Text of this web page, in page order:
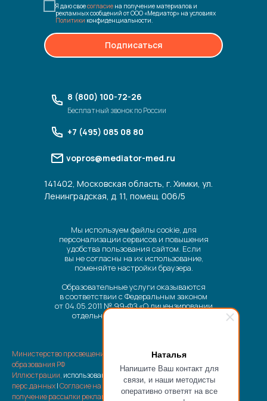
Наталья
Напишите Ваш контакт для
связи, и наши методисты
оперативно ответят на все
Мы используем файлы cookie, для
персонализации сервисов и повышения
удобства пользования сайтом. Если
вы не согласны на их использование,
поменяйте настройки браузера.
Образовательные услуги оказываются
в соответствии с Федеральным законом
от 04.05.2011 № 99-ФЗ «О лицензировании
отдельных видов деятельности».
Я даю своесогласие на получение материалов и
рекламных сообщений от ООО «Медиатор» на условиях
Политики конфиденциальности.
Подписаться
8 (800) 100-72-26
Бесплатный звонок по России
vopros@mediator-med.ru
141402, Московская область, г. Химки, ул.
Ленинградская, д. 11, помещ. 006/5
+7 (495) 085 08 80
Министерство просвещения РФ
Министерство науки и высшего
образования РФ
Иллюстрации, использованные на сайте |
Политика обработки
перс.данных|Согласие на обработку перс.данных|Согласие на
получение рассылки рекламно-информационных материалов